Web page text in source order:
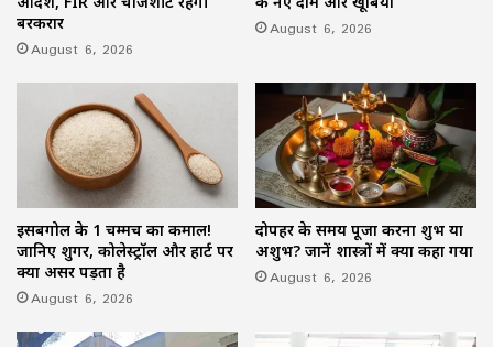
बरकरार
August 6, 2026
August 6, 2026
इसबगोल के 1 चम्मच का कमाल!
जानिए शुगर, कोलेस्ट्रॉल और हार्ट पर
क्या असर पड़ता है
August 6, 2026
दोपहर के समय पूजा करना शुभ या
अशुभ? जानें शास्त्रों में क्या कहा गया
August 6, 2026